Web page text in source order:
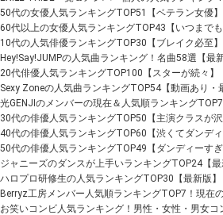
50代の女優人気ランキングTOP51【ベテラン女優】
60代以上の女優人気ランキングTOP43【いつまでも
10代の人気俳優ランキングTOP30【ブレイク必至】
Hey!Say!JUMPの人気曲ランキング！名曲58選【最新
20代俳優人気ランキングTOP100【スターが続々】
Sexy Zoneの人気曲ランキングTOP54【動画あり・
光GENJIのメンバーの現在＆人気順ランキングTOP7
30代の俳優人気ランキングTOP50【主演クラスが沢
40代の俳優人気ランキングTOP60【渋くてダンディ
50代の俳優人気ランキングTOP49【ダンディーすぎ
ジャニーズのダンスが上手いランキングTOP24【最
ハロプロ研修生の人気ランキングTOP30【最新版】
Berryz工房メンバー人気順ランキングTOP7！現在
お笑いコンビ人気ランキング！男性・女性・男女コ